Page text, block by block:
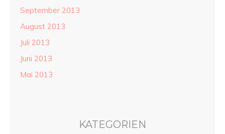
September 2013
August 2013
Juli 2013
Juni 2013
Mai 2013
KATEGORIEN